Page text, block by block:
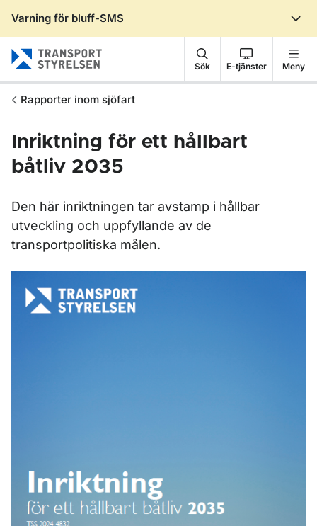
Varning för bluff-SMS
Sök E-tjänster Meny
Rapporter inom sjöfart
Inriktning för ett hållbart
båtliv 2035
Den här inriktningen tar avstamp i hållbar
utveckling och uppfyllande av de
transportpolitiska målen.